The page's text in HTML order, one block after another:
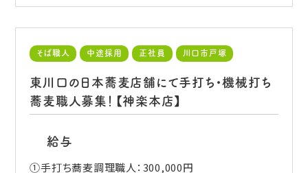
そば職人 中途採用 正社員 川口市戸塚
東川口の日本蕎麦店舗にて手打ち・機械打ち
蕎麦職人募集！【神楽本店】
給与
①手打ち蕎麦調理職人：300,000円